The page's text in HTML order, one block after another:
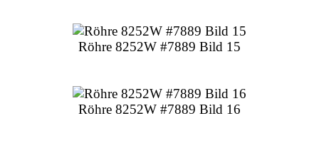
Röhre 8252W #7889 Bild 15
Röhre 8252W #7889 Bild 16